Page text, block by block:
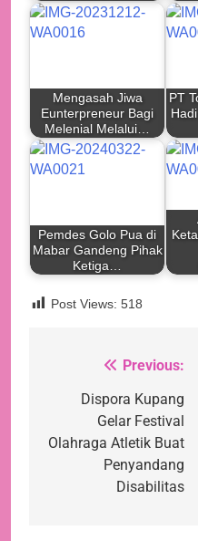
Mengasah Jiwa
Eunterpreneur Bagi
Melenial Melalui…
PT
Pemdes Golo Pua di
Mabar Gandeng Pihak
Ketiga…
Post Views: 518
Navigasi
pos
Previous:
Dispora Kupang
Gelar Festival
Olahraga Atletik Buat
Penyandang
Disabilitas